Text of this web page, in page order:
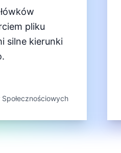
pliku
silne kierunki